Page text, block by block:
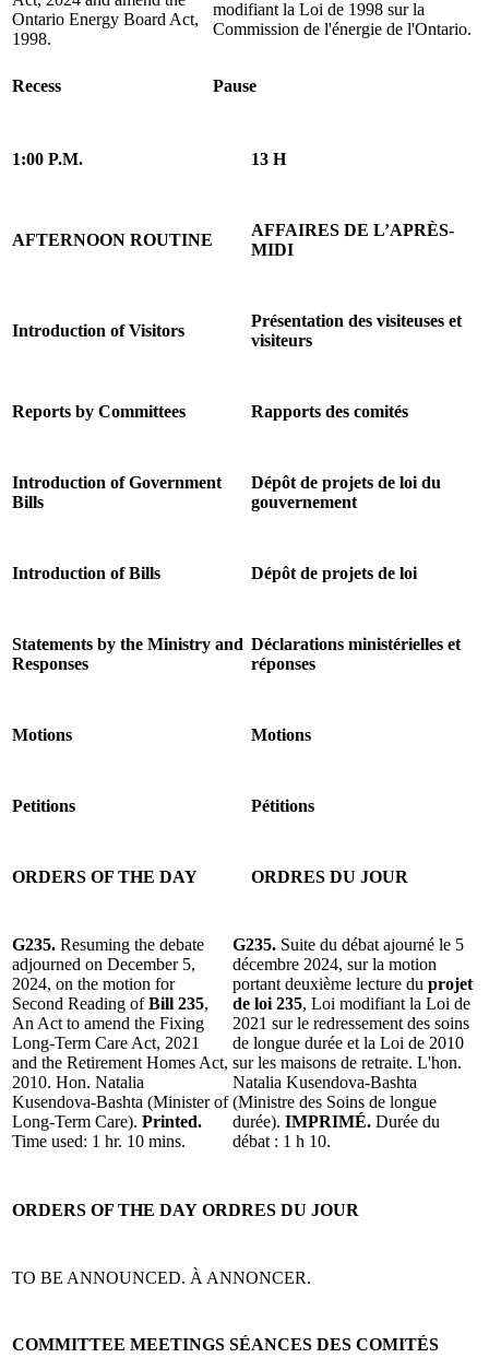
Ontario Energy Board Act,
1998.
modifiant la Loi de 1998 sur la
Commission de l'énergie de l'Ontario.
Recess Pause
1:00 P.M. 13 H
AFTERNOON ROUTINE
AFFAIRES DE L’APRÈS-
MIDI
Introduction of Visitors
Présentation des visiteuses et
visiteurs
Reports by Committees Rapports des comités
Introduction of Government
Bills
Dépôt de projets de loi du
gouvernement
Introduction of Bills Dépôt de projets de loi
Statements by the Ministry and
Responses
Déclarations ministérielles et
réponses
Motions Motions
Petitions Pétitions
ORDERS OF THE DAY ORDRES DU JOUR
G235. Resuming the debate
adjourned on December 5,
2024, on the motion for
Second Reading ofBill 235,
An Act to amend the Fixing
Long-Term Care Act, 2021
and the Retirement Homes Act,
2010. Hon. Natalia
Kusendova-Bashta (Minister of
Long-Term Care). Printed.
Time used: 1 hr. 10 mins.
G235. Suite du débat ajourné le 5
décembre 2024, sur la motion
portant deuxième lecture du projet
de loi 235, Loi modifiant la Loi de
2021 sur le redressement des soins
de longue durée et la Loi de 2010
sur les maisons de retraite. L'hon.
Natalia Kusendova-Bashta
(Ministre des Soins de longue
durée). IMPRIMÉ. Durée du
débat : 1 h 10.
ORDERS OF THE DAY ORDRES DU JOUR
TO BE ANNOUNCED. À ANNONCER.
COMMITTEE MEETINGS SÉANCES DES COMITÉS